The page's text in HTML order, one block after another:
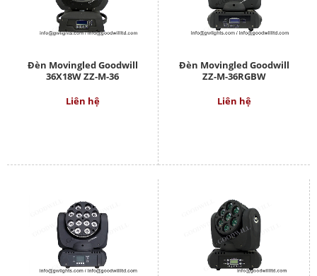
Đèn Movingled Goodwill
36X18W ZZ-M-36
Liên hệ
Đèn Movingled Goodwill
ZZ-M-36RGBW
Liên hệ